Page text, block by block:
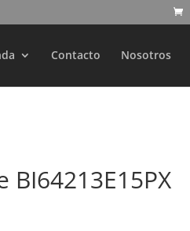
Contacto Nosotros
BI64213E15PX